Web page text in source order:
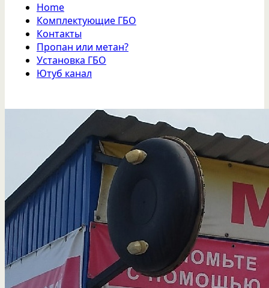
Home
Комплектующие ГБО
Контакты
Пропан или метан?
Установка ГБО
Ютуб канал